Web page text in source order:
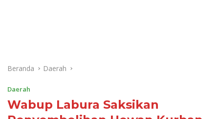
Beranda Daerah
Daerah
Wabup Labura Saksikan